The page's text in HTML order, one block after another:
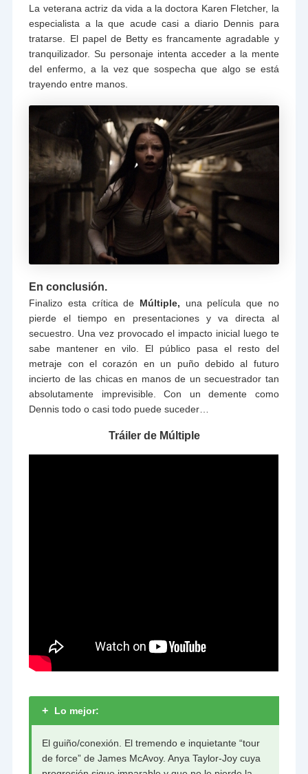
La veterana actriz da vida a la doctora Karen Fletcher, la
especialista a la que acude casi a diario Dennis para
tratarse. El papel de Betty es francamente agradable y
tranquilizador. Su personaje intenta acceder a la mente
del enfermo, a la vez que sospecha que algo se está
trayendo entre manos.
En conclusión.
Finalizo esta crítica de Múltiple, una película que no
pierde el tiempo en presentaciones y va directa al
secuestro. Una vez provocado el impacto inicial luego te
sabe mantener en vilo. El público pasa el resto del
metraje con el corazón en un puño debido al futuro
incierto de las chicas en manos de un secuestrador tan
absolutamente imprevisible. Con un demente como
Dennis todo o casi todo puede suceder…
Tráiler de Múltiple
+ Lo mejor:
El guiño/conexión. El tremendo e inquietante “tour
de force” de James McAvoy. Anya Taylor-Joy cuya